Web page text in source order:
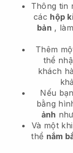
Thông tin
các hộp
bản ,
Thêm
thể
khách
Nếu
bằng
ảnh
Và một
thể nắm